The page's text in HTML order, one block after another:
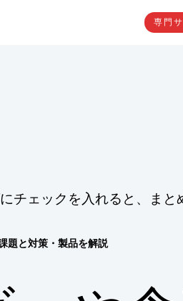
専門
チェックを入れると、まと
題と対策・製品を解説